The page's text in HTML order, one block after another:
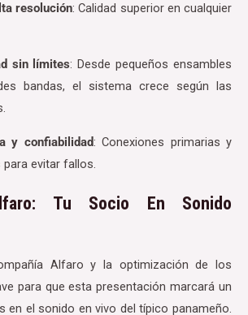
resolución: Calidad superior en cualquier
sin límites: Desde pequeños ensambles
bandas, el sistema crece según las
y confiabilidad: Conexiones primarias y
evitar fallos.
Tu Socio En Sonido
Alfaro y la optimización de los
para que esta presentación marcará un
en el sonido en vivo del típico panameño.